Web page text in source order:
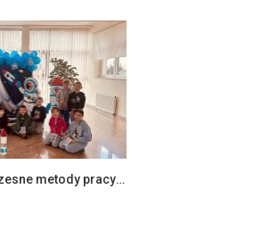
Gamifikacja i nowoczesne metody pracy z dziećmi